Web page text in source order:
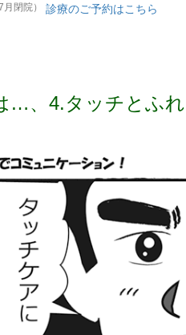
閉院） 診療のご予約はこちら
…、4.タッチとふ